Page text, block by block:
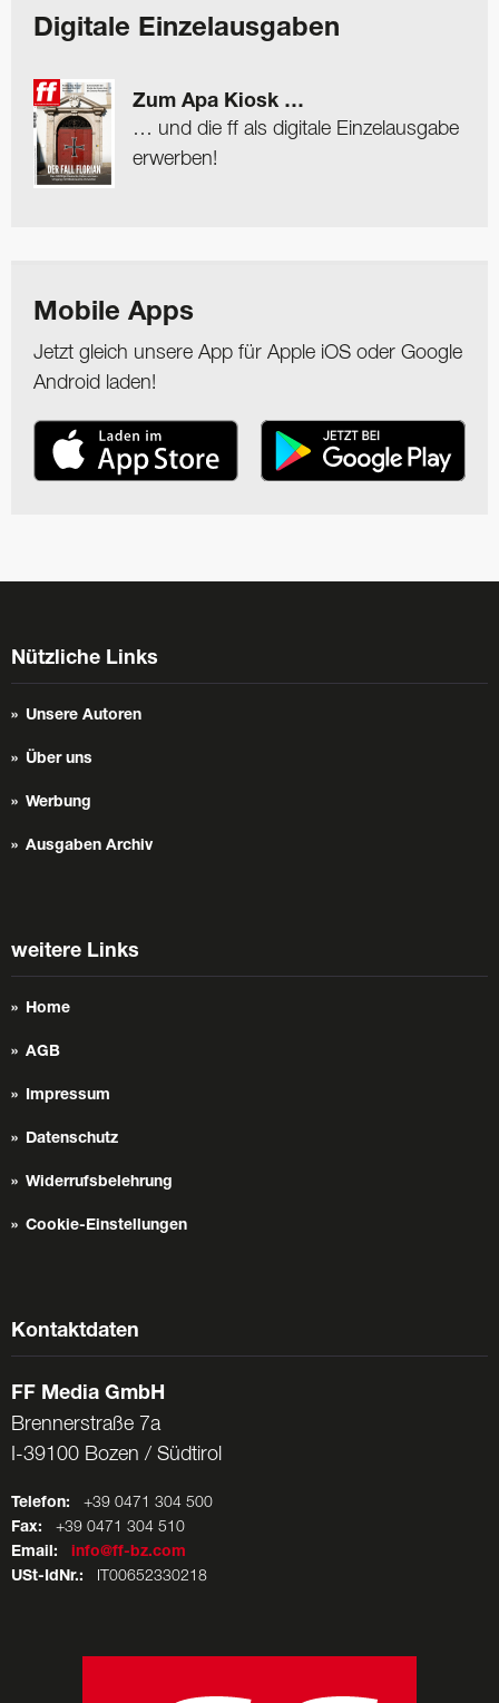
Digitale Einzelausgaben
Zum Apa Kiosk …
… und die ff als digitale Einzelausgabe
erwerben!
Mobile Apps
Jetzt gleich unsere App für Apple iOS oder Google
Android laden!
Nützliche Links
Unsere Autoren
Über uns
Werbung
Ausgaben Archiv
weitere Links
Home
AGB
Impressum
Datenschutz
Widerrufsbelehrung
Cookie-Einstellungen
Kontaktdaten
FF Media GmbH
Brennerstraße 7a
I-39100 Bozen / Südtirol
Telefon: +39 0471 304 500
Fax: +39 0471 304 510
Email:
info@ff-bz.com
USt-IdNr.: IT00652330218